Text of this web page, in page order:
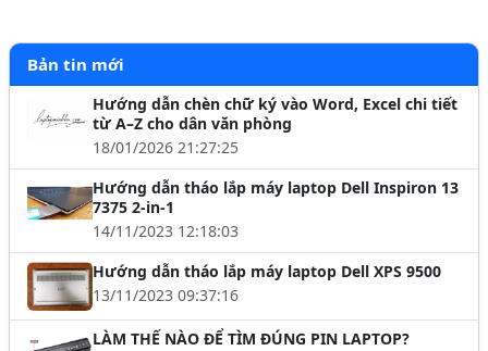
Bản tin mới
Hướng dẫn chèn chữ ký vào Word, Excel chi tiết
từ A–Z cho dân văn phòng
18/01/2026 21:27:25
Hướng dẫn tháo lắp máy laptop Dell Inspiron 13
7375 2-in-1
14/11/2023 12:18:03
Hướng dẫn tháo lắp máy laptop Dell XPS 9500
13/11/2023 09:37:16
LÀM THẾ NÀO ĐỂ TÌM ĐÚNG PIN LAPTOP?